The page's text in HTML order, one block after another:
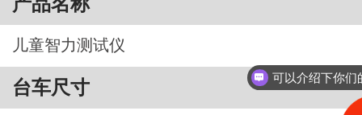
儿童智力测试仪
台车尺寸 你们是怎么收